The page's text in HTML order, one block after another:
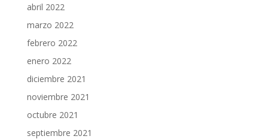
abril 2022
marzo 2022
febrero 2022
enero 2022
diciembre 2021
noviembre 2021
octubre 2021
septiembre 2021